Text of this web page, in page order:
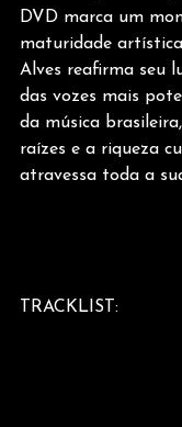
DVD marca um
maturidade
Alves reafirma seu
das vozes mais
da música
raízes e a riqueza
atravessa toda a
TRACKLIST: